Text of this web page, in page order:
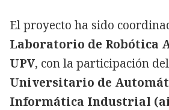
El proyecto ha sido
Laboratorio de Robótica
UPV, con la participación del
Universitario de
Informática Industrial